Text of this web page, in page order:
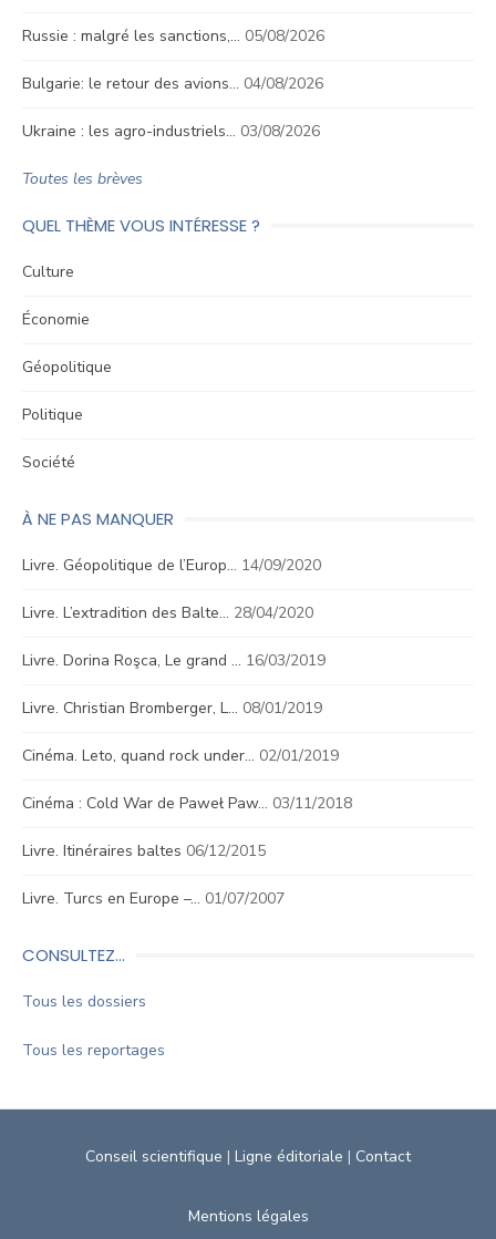
Russie : malgré les sanctions,… 05/08/2026
Bulgarie: le retour des avions… 04/08/2026
Ukraine : les agro-industriels… 03/08/2026
Toutes les brèves
QUEL THÈME VOUS INTÉRESSE ?
Culture
Économie
Géopolitique
Politique
Société
À NE PAS MANQUER
Livre. Géopolitique de l’Europ… 14/09/2020
Livre. L’extradition des Balte… 28/04/2020
Livre. Dorina Roşca, Le grand … 16/03/2019
Livre. Christian Bromberger, L… 08/01/2019
Cinéma. Leto, quand rock under… 02/01/2019
Cinéma : Cold War de Paweł Paw… 03/11/2018
Livre. Itinéraires baltes 06/12/2015
Livre. Turcs en Europe –… 01/07/2007
CONSULTEZ…
Tous les dossiers
Tous les reportages
Conseil scientifique | Ligne éditoriale | Contact
Mentions légales